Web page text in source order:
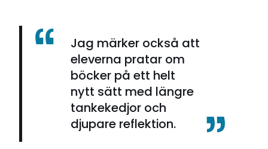
Jag märker också att
eleverna pratar om
böcker på ett helt
nytt sätt med längre
tankekedjor och
djupare reflektion.